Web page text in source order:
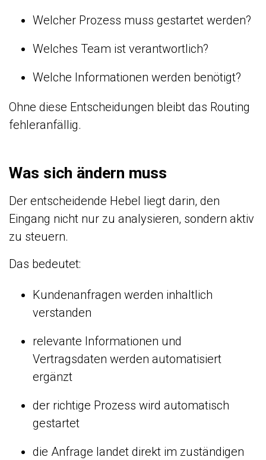
Welcher Prozess muss gestartet werden?
Welches Team ist verantwortlich?
Welche Informationen werden benötigt?
Ohne diese Entscheidungen bleibt das Routing
fehleranfällig.
Was sich ändern muss
Der entscheidende Hebel liegt darin, den
Eingang nicht nur zu analysieren, sondern aktiv
zu steuern.
Das bedeutet:
Kundenanfragen werden inhaltlich
verstanden
relevante Informationen und
Vertragsdaten werden automatisiert
ergänzt
der richtige Prozess wird automatisch
gestartet
die Anfrage landet direkt im zuständigen